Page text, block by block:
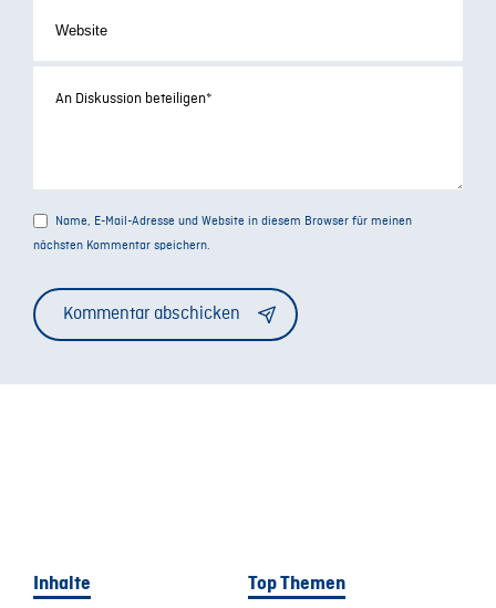
Name, E-Mail-Adresse und Website in diesem Browser für meinen
nächsten Kommentar speichern.
Inhalte Top Themen